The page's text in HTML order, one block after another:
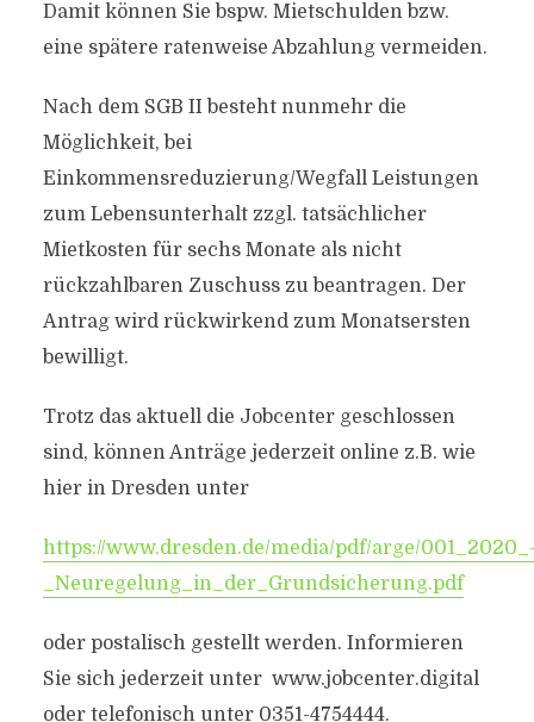
Damit können Sie bspw. Mietschulden bzw.
eine spätere ratenweise Abzahlung vermeiden.
Nach dem SGB II besteht nunmehr die
Möglichkeit, bei
Einkommensreduzierung/Wegfall Leistungen
zum Lebensunterhalt zzgl. tatsächlicher
Mietkosten für sechs Monate als nicht
rückzahlbaren Zuschuss zu beantragen. Der
Antrag wird rückwirkend zum Monatsersten
bewilligt.
Trotz das aktuell die Jobcenter geschlossen
sind, können Anträge jederzeit online z.B. wie
hier in Dresden unter
https://www.dresden.de/media/pdf/arge/
_Neuregelung_in_der_Grundsicherung.pdf
oder postalisch gestellt werden. Informieren
Sie sich jederzeit unter www.jobcenter.digital
oder telefonisch unter 0351-4754444.